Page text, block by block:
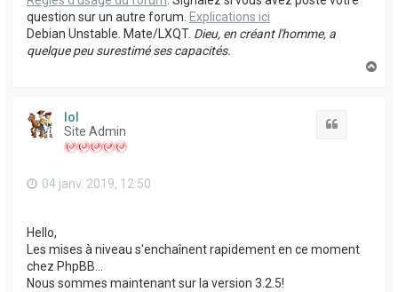
question sur un autre forum. Explications ici
Debian Unstable. Mate/LXQT. Dieu, en créant l'homme, a
quelque peu surestimé ses capacités.
lol
Site Admin
04 janv. 2019, 12:50
Hello,
Les mises à niveau s'enchaînent rapidement en ce moment
chez PhpBB...
Nous sommes maintenant sur la version 3.2.5!